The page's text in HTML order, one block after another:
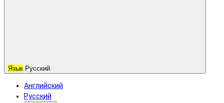
Язык Русский
Английский
Русский